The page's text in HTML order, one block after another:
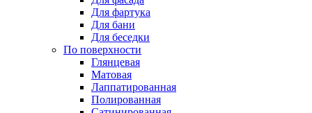
Для фартука
Для бани
Для беседки
По поверхности
Глянцевая
Матовая
Лаппатированная
Полированная